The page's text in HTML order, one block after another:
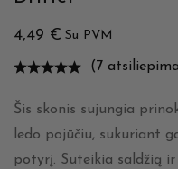
4,49 € Su PVM
(7
Šis skonis sujungia
ledo pojūčiu, sukuriant
potyrį. Suteikia saldžią